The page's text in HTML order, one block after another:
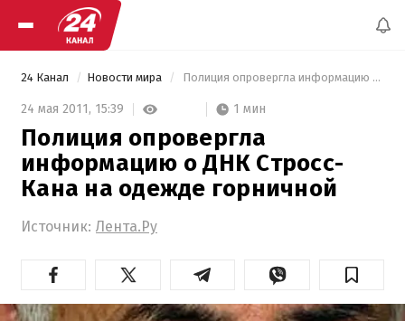
24 Канал Новости мира Полиция опровергла информацию о ДНК Стросс-Кана на одежде горничной
24 мая 2011, 15:39 1 мин
Полиция опровергла
информацию о ДНК Стросс-
Кана на одежде горничной
Источник: Лента.Ру